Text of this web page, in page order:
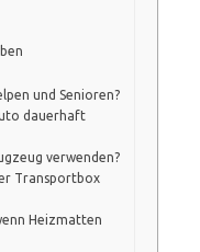
und Senioren?
dauerhaft
verwenden?
Transportbox
Heizmatten